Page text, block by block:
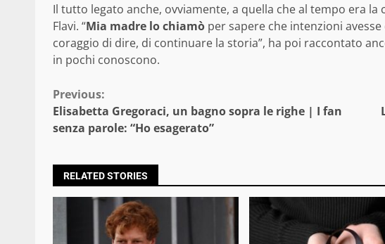
Il tutto legato anche, ovviamente, a quella che al tempo era
Flavi. “Mia madre lo chiamò per sapere che intenzioni
coraggio di dire, di continuare la storia”, ha poi raccontato
in pochi conoscono.
Continue
Reading
Previous:
Elisabetta Gregoraci, un bagno sopra le righe | I fan
senza parole: “Ho esagerato”
RELATED STORIES